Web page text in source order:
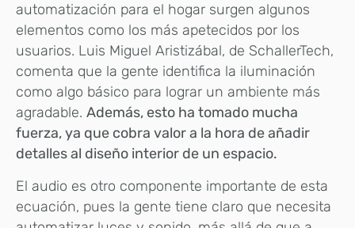
automatización para el hogar surgen algunos
elementos como los más apetecidos por los
usuarios. Luis Miguel Aristizábal, de SchallerTech,
comenta que la gente identifica la iluminación
como algo básico para lograr un ambiente más
agradable. Además, esto ha tomado mucha
fuerza, ya que cobra valor a la hora de añadir
detalles al diseño interior de un espacio.
El audio es otro componente importante de esta
ecuación, pues la gente tiene claro que necesita